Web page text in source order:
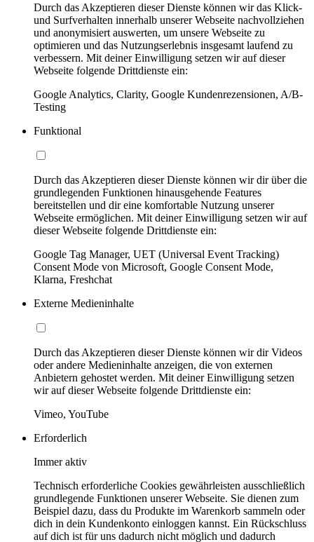
Durch das Akzeptieren dieser Dienste können wir das Klick-
und Surfverhalten innerhalb unserer Webseite nachvollziehen
und anonymisiert auswerten, um unsere Webseite zu
optimieren und das Nutzungserlebnis insgesamt laufend zu
verbessern. Mit deiner Einwilligung setzen wir auf dieser
Webseite folgende Drittdienste ein:
Google Analytics, Clarity, Google Kundenrezensionen, A/B-
Testing
Funktional
Durch das Akzeptieren dieser Dienste können wir dir über die
grundlegenden Funktionen hinausgehende Features
bereitstellen und dir eine komfortable Nutzung unserer
Webseite ermöglichen. Mit deiner Einwilligung setzen wir auf
dieser Webseite folgende Drittdienste ein:
Google Tag Manager, UET (Universal Event Tracking)
Consent Mode von Microsoft, Google Consent Mode,
Klarna, Freshchat
Externe Medieninhalte
Durch das Akzeptieren dieser Dienste können wir dir Videos
oder andere Medieninhalte anzeigen, die von externen
Anbietern gehostet werden. Mit deiner Einwilligung setzen
wir auf dieser Webseite folgende Drittdienste ein:
Vimeo, YouTube
Erforderlich
Immer aktiv
Technisch erforderliche Cookies gewährleisten ausschließlich
grundlegende Funktionen unserer Webseite. Sie dienen zum
Beispiel dazu, dass du Produkte im Warenkorb sammeln oder
dich in dein Kundenkonto einloggen kannst. Ein Rückschluss
auf dich ist für uns dadurch nicht möglich und dadurch